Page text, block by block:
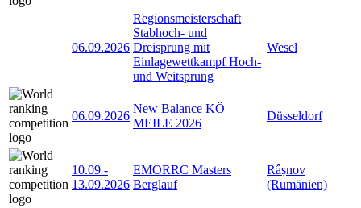
06.09.2026
Regionsmeisterschaft
Stabhoch- und
Dreisprung mit
Einlagewettkampf Hoch-
und Weitsprung
Wesel
06.09.2026
New Balance KÖ
MEILE 2026
Düsseldorf
10.09 -
13.09.2026
EMORRC Masters
Berglauf
Râșnov
(Rumänien)